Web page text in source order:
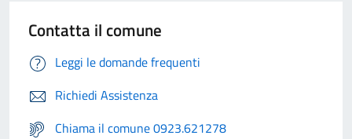
Contatta il comune
Leggi le domande frequenti
Richiedi Assistenza
Chiama il comune 0923.621278